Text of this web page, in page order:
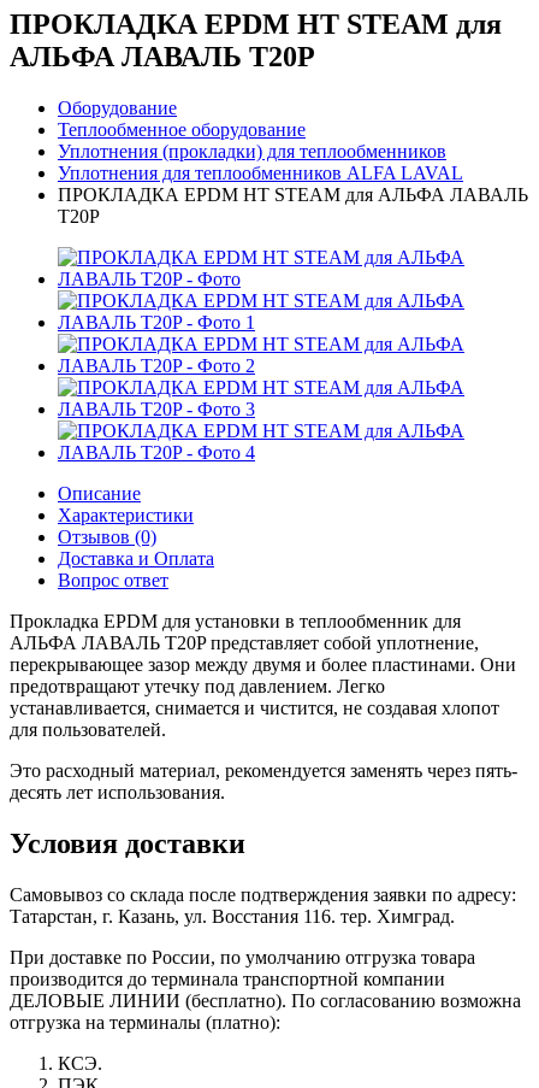
ПРОКЛАДКА EPDM HT STEAM для
АЛЬФА ЛАВАЛЬ T20P
Оборудование
Теплообменное оборудование
Уплотнения (прокладки) для теплообменников
Уплотнения для теплообменников ALFA LAVAL
ПРОКЛАДКА EPDM HT STEAM для АЛЬФА ЛАВАЛЬ
T20P
Описание
Характеристики
Отзывов (0)
Доставка и Оплата
Вопрос ответ
Прокладка EPDM для установки в теплообменник для
АЛЬФА ЛАВАЛЬ T20P представляет собой уплотнение,
перекрывающее зазор между двумя и более пластинами. Они
предотвращают утечку под давлением. Легко
устанавливается, снимается и чистится, не создавая хлопот
для пользователей.
Это расходный материал, рекомендуется заменять через пять-
десять лет использования.
Условия доставки
Самовывоз со склада после подтверждения заявки по адресу:
Татарстан, г. Казань, ул. Восстания 116. тер. Химград.
При доставке по России, по умолчанию отгрузка товара
производится до терминала транспортной компании
ДЕЛОВЫЕ ЛИНИИ (бесплатно). По согласованию возможна
отгрузка на терминалы (платно):
КСЭ.